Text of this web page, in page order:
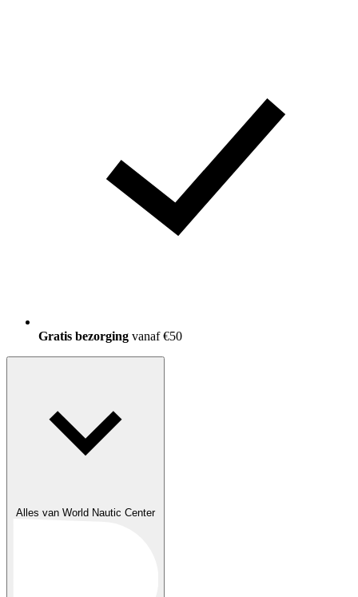
150.000+tevreden klanten
Alles van World Nautic Center